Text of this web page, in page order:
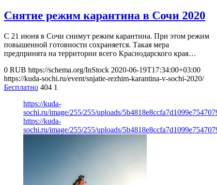
Снятие режим карантина в Сочи 2020
С 21 июня в Сочи снимут режим карантина. При этом режим
повышенной готовности сохраняется. Такая мера
предпринята на территории всего Краснодарского края…
0 RUB https://schema.org/InStock 2020-06-19T17:34:00+03:00
https://kuda-sochi.ru/event/snjatie-rezhim-karantina-v-sochi-2020/
Бесплатно 404 1
https://kuda-
sochi.ru/image/255/255/uploads/
https://kuda-
sochi.ru/image/255/255/uploads/